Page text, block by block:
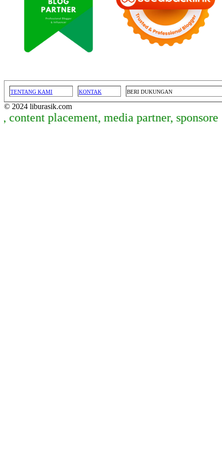
TENTANG KAMI KONTAK BERI DUKUNGAN
© 2024 liburasik.com
placement, media partner, sponsored